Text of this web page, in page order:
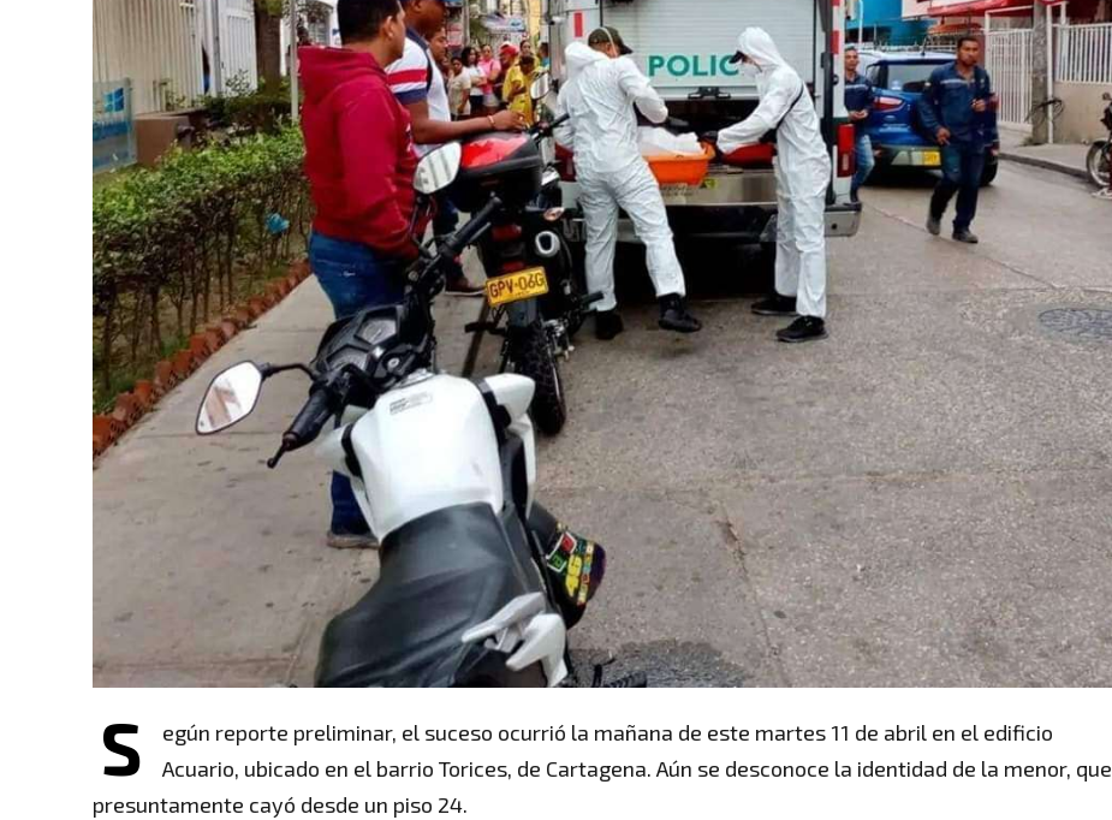
S
egún reporte preliminar, el suceso ocurrió la mañana de este martes 11 de abril en el edificio
Acuario, ubicado en el barrio Torices, de Cartagena. Aún se desconoce la identidad de la menor, que
presuntamente cayó desde un piso 24.